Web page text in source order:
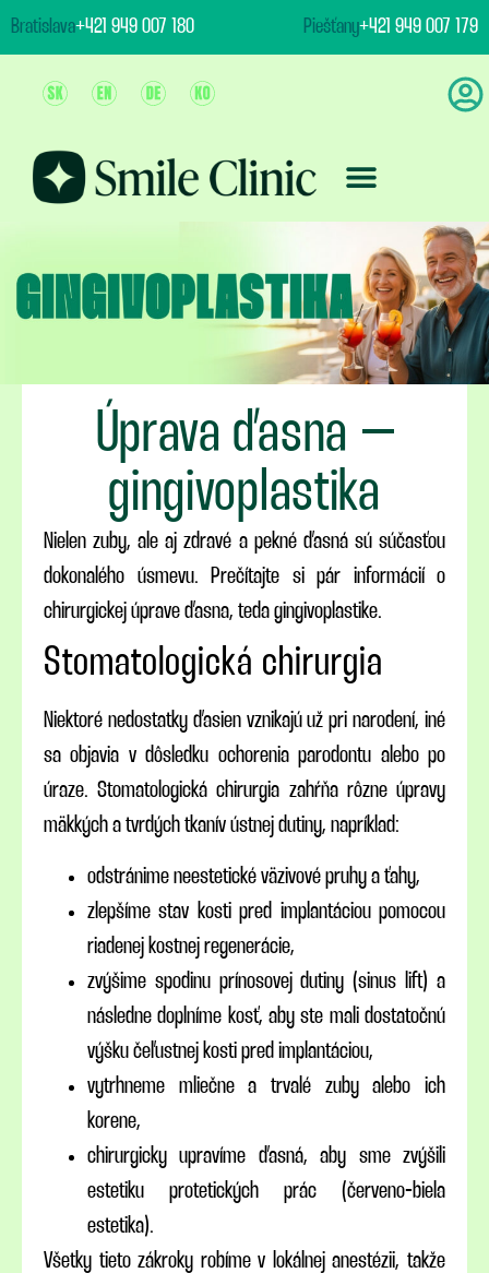
content
Bratislava+421 949 007 180 Piešťany+421 949 007 179
Úprava ďasna –
gingivoplastika
Nielen zuby, ale aj zdravé a pekné ďasná sú súčasťou
dokonalého úsmevu. Prečítajte si pár informácií o
chirurgickej úprave ďasna, teda gingivoplastike.
Stomatologická chirurgia
Niektoré nedostatky ďasien vznikajú už pri narodení, iné
sa objavia v dôsledku ochorenia parodontu alebo po
úraze. Stomatologická chirurgia zahŕňa rôzne úpravy
mäkkých a tvrdých tkanív ústnej dutiny, napríklad:
odstránime neestetické väzivové pruhy a ťahy,
zlepšíme stav kosti pred implantáciou pomocou
riadenej kostnej regenerácie,
zvýšime spodinu prínosovej dutiny (sinus lift) a
následne doplníme kosť, aby ste mali dostatočnú
výšku čeľustnej kosti pred implantáciou,
vytrhneme mliečne a trvalé zuby alebo ich
korene,
chirurgicky upravíme ďasná, aby sme zvýšili
estetiku protetických prác (červeno-biela
estetika).
Všetky tieto zákroky robíme v lokálnej anestézii, takže